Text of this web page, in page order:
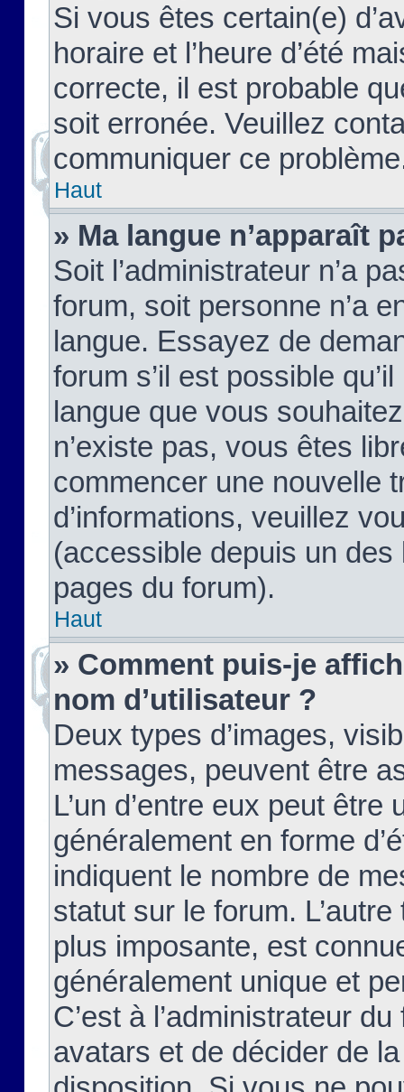
Si vous êtes certain(e)
horaire et l’heure d’été
correcte, il est probable
soit erronée. Veuillez
communiquer ce
Haut
» Ma langue n’apparaît
Soit l’administrateur n’a
forum, soit personne n’a
langue. Essayez de
forum s’il est possible
langue que vous
n’existe pas, vous êtes
commencer une nouvelle
d’informations, veuillez
(accessible depuis un
pages du forum).
Haut
» Comment puis-je
nom d’utilisateur ?
Deux types d’images,
messages, peuvent être
L’un d’entre eux peut
généralement en forme
indiquent le nombre de
statut sur le forum.
plus imposante, est
généralement unique et
C’est à l’administrateur
avatars et de décider de